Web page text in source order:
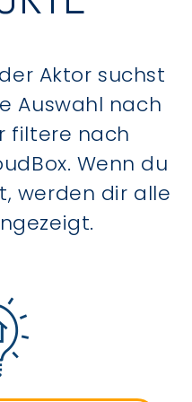
Aktor suchst
Auswahl nach
filtere nach
Wenn du
werden dir alle